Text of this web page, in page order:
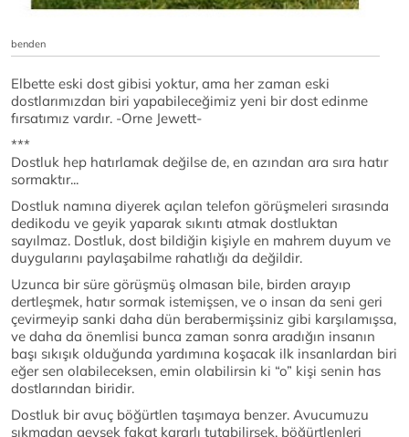
benden
Elbette eski dost gibisi yoktur, ama her zaman eski
dostlarımızdan biri yapabileceğimiz yeni bir dost edinme
fırsatımız vardır. -Orne Jewett-
***
Dostluk hep hatırlamak değilse de, en azından ara sıra hatır
sormaktır...
Dostluk namına diyerek açılan telefon görüşmeleri sırasında
dedikodu ve geyik yaparak sıkıntı atmak dostluktan
sayılmaz. Dostluk, dost bildiğin kişiyle en mahrem duyum ve
duygularını paylaşabilme rahatlığı da değildir.
Uzunca bir süre görüşmüş olmasan bile, birden arayıp
dertleşmek, hatır sormak istemişsen, ve o insan da seni geri
çevirmeyip sanki daha dün berabermişsiniz gibi karşılamışsa,
ve daha da önemlisi bunca zaman sonra aradığın insanın
başı sıkışık olduğunda yardımına koşacak ilk insanlardan biri
eğer sen olabileceksen, emin olabilirsin ki “o” kişi senin has
dostlarından biridir.
Dostluk bir avuç böğürtlen taşımaya benzer. Avucumuzu
sıkmadan gevşek fakat kararlı tutabilirsek, böğürtlenleri